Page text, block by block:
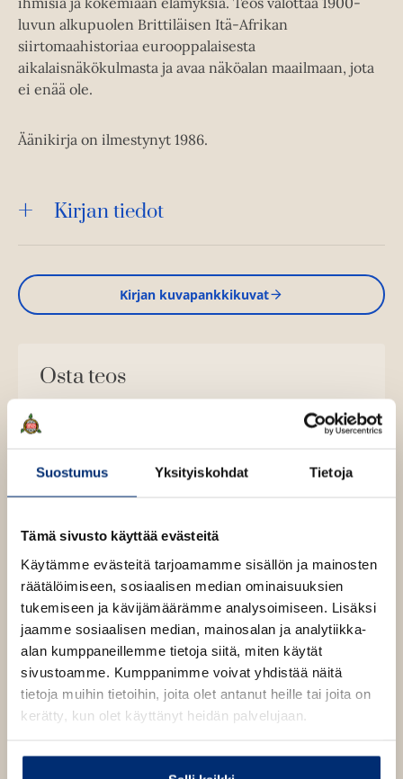
Suostumus Yksityiskohdat Tietoja
Tämä sivusto käyttää evästeitä
Käytämme evästeitä tarjoamamme sisällön ja mainosten
räätälöimiseen, sosiaalisen median ominaisuuksien
tukemiseen ja kävijämäärämme analysoimiseen. Lisäksi
jaamme sosiaalisen median, mainosalan ja analytiikka-
alan kumppaneillemme tietoja siitä, miten käytät
sivustoamme. Kumppanimme voivat yhdistää näitä
tietoja muihin tietoihin, joita olet antanut heille tai joita on
kerätty, kun olet käyttänyt heidän palvelujaan.
luvun alkupuolen Brittiläisen Itä-Afrikan
siirtomaahistoriaa eurooppalaisesta
aikalaisnäkökulmasta ja avaa näköalan maailmaan, jota
ei enää ole.
Äänikirja on ilmestynyt 1986.
Kirjan tiedot
Kirjan kuvapankkikuvat
Osta teos
K
u
n
e
l
e
Äänikirja
B
o
k
e
a
t
A
u
k
e
a
a
u
K
u
n
t
e
l
e
E-kirja / epub2
B
o
k
b
e
a
t
A
u
k
e
a
Karen Blixen
Karen Blixen (1885–1962) oli tanskalainen kirjailija, joka